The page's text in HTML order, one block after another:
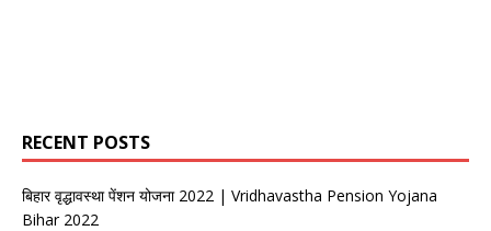
RECENT POSTS
बिहार वृद्धावस्था पेंशन योजना 2022 | Vridhavastha Pension Yojana
Bihar 2022